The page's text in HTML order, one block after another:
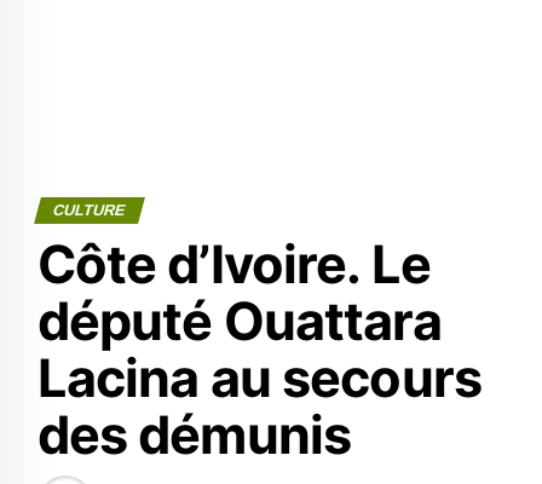
CULTURE
Côte d’Ivoire. Le
député Ouattara
Lacina au secours
des démunis